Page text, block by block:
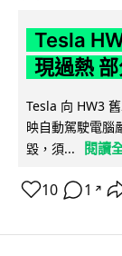
Tesla
現過熱
Tesla 向 HW3
映自動駕駛電腦
毀，須...
閱讀
10 1 ↗